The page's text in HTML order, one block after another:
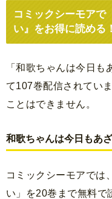
コミックシーモアで
い』をお得に読める
「和歌ちゃんは今日
て107巻配信されてい
ことはできません。
和歌ちゃんは今日もあ
コミックシーモアでは
い」を20巻まで無料で